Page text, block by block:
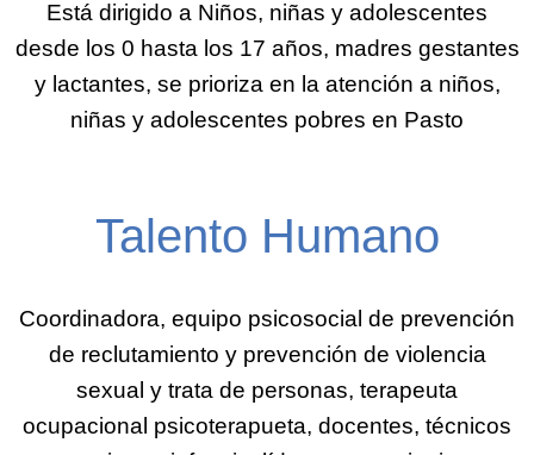
Está dirigido a Niños, niñas y adolescentes
desde los 0 hasta los 17 años, madres gestantes
y lactantes, se prioriza en la atención a niños,
niñas y adolescentes pobres en Pasto
Talento Humano
Coordinadora, equipo psicosocial de prevención
de reclutamiento y prevención de violencia
sexual y trata de personas, terapeuta
ocupacional psicoterapueta, docentes, técnicos